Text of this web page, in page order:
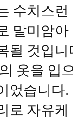
수치스
말미암
될 것입
옷을 입
었습니다
로 자유